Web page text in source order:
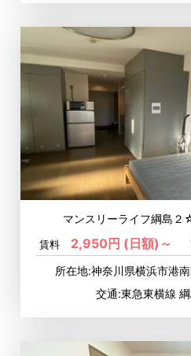
マンスリーライフ綱島
賃料 2,950円 (日額)～
所在地:神奈川県横浜市港
交通:東急東横線